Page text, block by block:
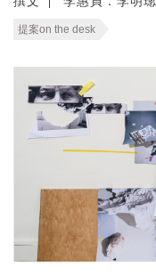
提案on the desk